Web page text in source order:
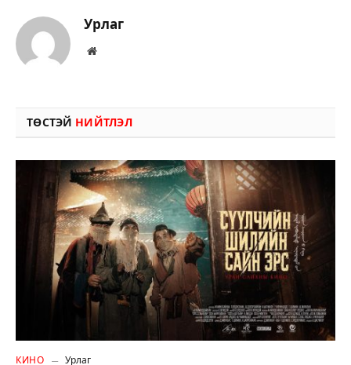
Урлаг
Вэбсайт
ТӨСТЭЙ НИЙТЛЭЛ
КИНО Урлаг